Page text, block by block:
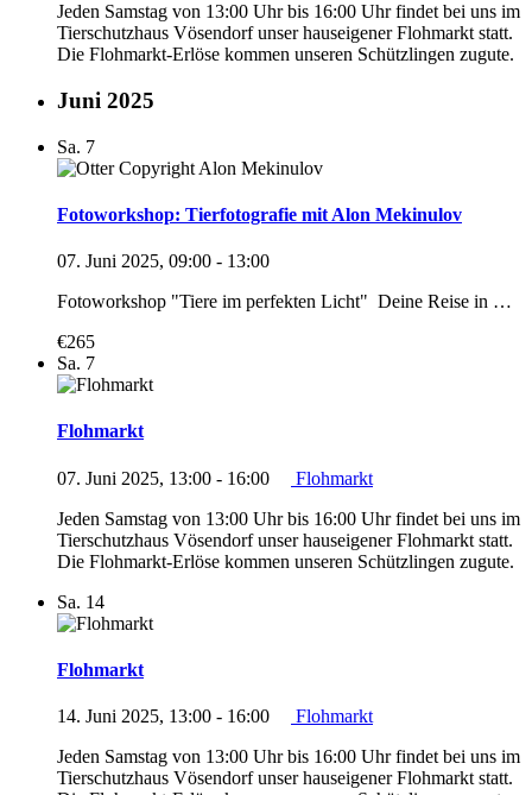
Jeden Samstag von 13:00 Uhr bis 16:00 Uhr findet bei uns im
Tierschutzhaus Vösendorf unser hauseigener Flohmarkt statt.
Die Flohmarkt-Erlöse kommen unseren Schützlingen zugute.
Juni 2025
Sa. 7
Fotoworkshop: Tierfotografie mit Alon Mekinulov
07. Juni 2025, 09:00 - 13:00
Fotoworkshop "Tiere im perfekten Licht" Deine Reise in …
€265
Sa. 7
Flohmarkt
07. Juni 2025, 13:00 - 16:00
Flohmarkt
Jeden Samstag von 13:00 Uhr bis 16:00 Uhr findet bei uns im
Tierschutzhaus Vösendorf unser hauseigener Flohmarkt statt.
Die Flohmarkt-Erlöse kommen unseren Schützlingen zugute.
Sa. 14
Flohmarkt
14. Juni 2025, 13:00 - 16:00
Flohmarkt
Jeden Samstag von 13:00 Uhr bis 16:00 Uhr findet bei uns im
Tierschutzhaus Vösendorf unser hauseigener Flohmarkt statt.